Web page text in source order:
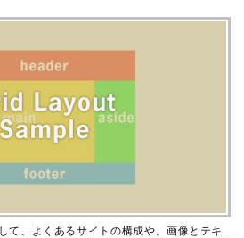
、よくあるサイトの構成や、画像とテキ